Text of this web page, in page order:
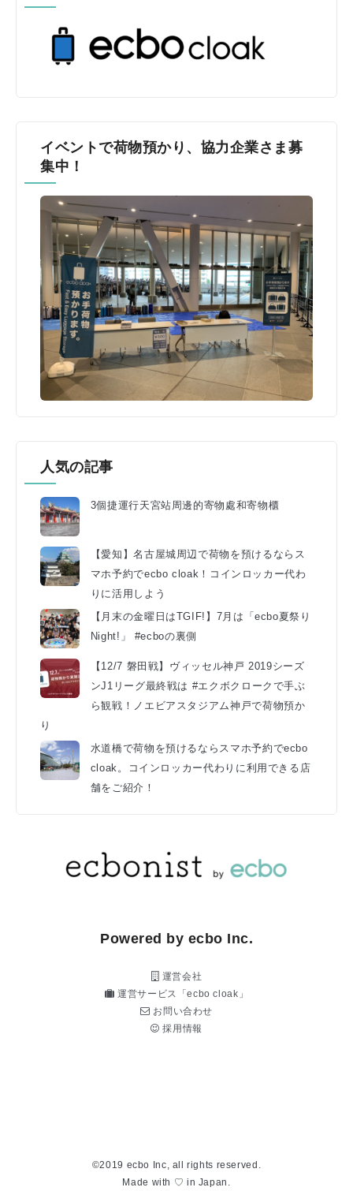
イベントで荷物預かり、協力企業さま募
集中！
人気の記事
3個捷運行天宮站周邊的寄物處和寄物櫃
【愛知】名古屋城周辺で荷物を預けるならス
マホ予約でecbo cloak！コインロッカー代わ
りに活用しよう
【月末の金曜日はTGIF!】7月は「ecbo夏祭り
Night!」 #ecboの裏側
【12/7 磐田戦】ヴィッセル神戸 2019シーズ
ンJ1リーグ最終戦は #エクボクロークで手ぶ
ら観戦！ノエビアスタジアム神戸で荷物預か
り
水道橋で荷物を預けるならスマホ予約でecbo
cloak。コインロッカー代わりに利用できる店
舗をご紹介！
Powered by ecbo Inc.
運営会社
運営サービス「ecbo cloak」
お問い合わせ
採用情報
©2019 ecbo Inc, all rights reserved.
Made with ♡ in Japan.